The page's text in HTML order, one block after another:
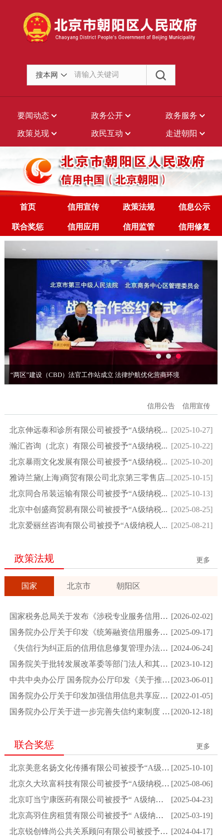
搜本网
要闻动态 政务公开 政务服务
政策兑现 政民互动 走进朝阳
首页 信用宣传 政策法规 信息公示
联合奖惩 信用应用 信用监管 信用修复
“两区”建设（CBD）法官工作站成立 法律护航优化营商环境
信用宣传
信用公告
[2025-10-27]
北京伸远泰和诊所有限公司被授予“A级纳税...
[2025-10-22]
瀚汇咨询（北京）有限公司被授予“A级纳税...
[2025-10-20]
北京暴雨文化发展有限公司被授予“A级纳税...
[2025-10-15]
雅诗兰黛(上海)商贸有限公司北京第三零售店...
[2025-10-13]
北京同合吊装运输有限公司被授予“A级纳税...
[2025-08-25]
北京中创盛商贸易有限公司被授予“A级纳税...
[2025-08-21]
北京爱丽丝咨询有限公司被授予“A级纳税人...
更多
政策法规
国家 北京市 朝阳区
[2026-02-02]
国家税务总局关于发布《涉税专业服务信用评价管理办法...
[2025-09-17]
国务院办公厅关于印发《统筹融资信用服务平台建设提升...
[2024-06-24]
《失信行为纠正后的信用信息修复管理办法（试行）》
[2023-10-12]
国务院关于批转发展改革委等部门法人和其他组织统一社...
[2023-06-01]
中共中央办公厅 国务院办公厅印发《关于推进社会信用...
[2022-01-05]
国务院办公厅关于印发加强信用信息共享应用促进中小微...
[2020-12-18]
国务院办公厅关于进一步完善失信约束制度 构建诚信建...
更多
联合奖惩
[2025-10-10]
北京美意名扬文化传播有限公司被授予“A级纳税人”荣...
[2025-08-06]
北京久大玖富科技有限公司被授予“A级纳税人”荣誉称...
[2025-04-23]
北京叮当宁康医药有限公司被授予“ A级纳税人”荣誉称...
[2025-03-19]
北京高羽住房租赁有限公司被授予“ A级纳税人”荣誉称...
[2024-04-17]
北京锐创锋尚公共关系顾问有限公司被授予“ A级纳税人...